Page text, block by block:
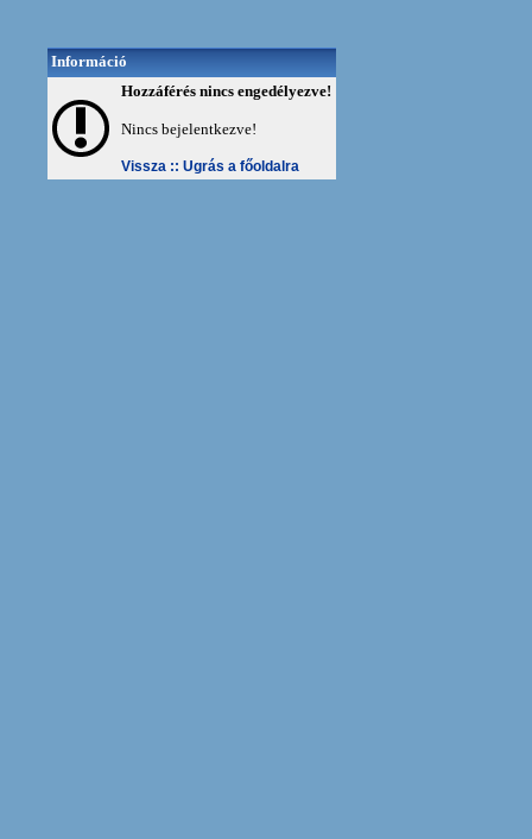
Információ
Hozzáférés nincs engedélyezve!
Nincs bejelentkezve!
Vissza :: Ugrás a főoldalra